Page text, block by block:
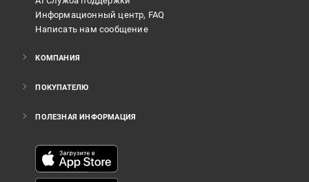
Информационный центр, FAQ
Написать нам сообщение
КОМПАНИЯ
ПОКУПАТЕЛЮ
ПОЛЕЗНАЯ ИНФОРМАЦИЯ